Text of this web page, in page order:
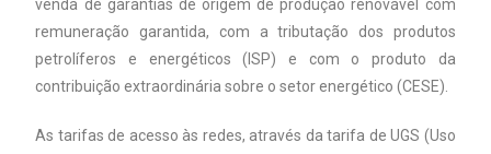
venda de garantias de origem de produção renovável com
remuneração garantida, com a tributação dos produtos
petrolíferos e energéticos (ISP) e com o produto da
contribuição extraordinária sobre o setor energético (CESE).
As tarifas de acesso às redes, através da tarifa de UGS (Uso